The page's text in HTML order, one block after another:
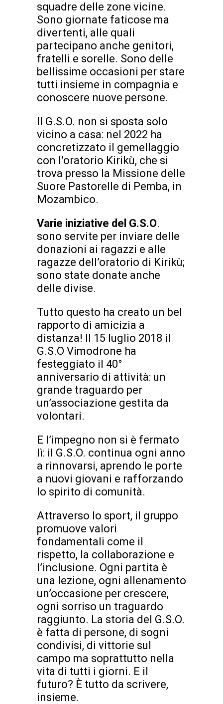
squadre delle zone vicine.
Sono giornate faticose ma
divertenti, alle quali
partecipano anche genitori,
fratelli e sorelle. Sono delle
bellissime occasioni per stare
tutti insieme in compagnia e
conoscere nuove persone.
Il G.S.O. non si sposta solo
vicino a casa: nel 2022 ha
concretizzato il gemellaggio
con l’oratorio Kirikù, che si
trova presso la Missione delle
Suore Pastorelle di Pemba, in
Mozambico.
Varie iniziative del G.S.O.
sono servite per inviare delle
donazioni ai ragazzi e alle
ragazze dell’oratorio di Kirikù;
sono state donate anche
delle divise.
Tutto questo ha creato un bel
rapporto di amicizia a
distanza! Il 15 luglio 2018 il
G.S.O Vimodrone ha
festeggiato il 40°
anniversario di attività: un
grande traguardo per
un’associazione gestita da
volontari.
E l’impegno non si è fermato
lì: il G.S.O. continua ogni anno
a rinnovarsi, aprendo le porte
a nuovi giovani e rafforzando
lo spirito di comunità.
Attraverso lo sport, il gruppo
promuove valori
fondamentali come il
rispetto, la collaborazione e
l’inclusione. Ogni partita è
una lezione, ogni allenamento
un’occasione per crescere,
ogni sorriso un traguardo
raggiunto. La storia del G.S.O.
è fatta di persone, di sogni
condivisi, di vittorie sul
campo ma soprattutto nella
vita di tutti i giorni. E il
futuro? È tutto da scrivere,
insieme.